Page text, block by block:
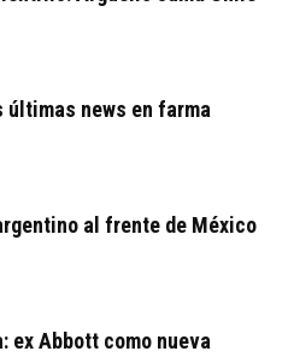
últimas news en farma
al frente de México
ex Abbott como nueva